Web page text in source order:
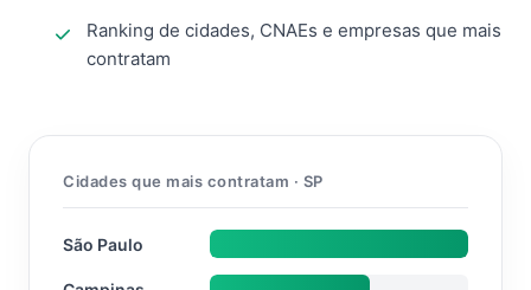
Ranking de cidades, CNAEs e empresas que mais
contratam
Cidades que mais contratam · SP
São Paulo